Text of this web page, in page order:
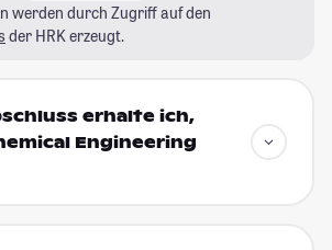
werden durch Zugriff auf den
der HRK erzeugt.
erhalte ich,
Engineering